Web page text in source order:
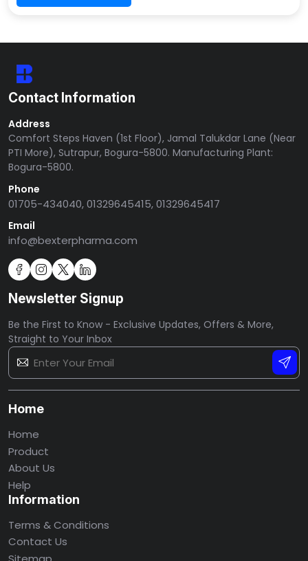
Contact Information
Address
Comfort Steps Haven (1st Floor), Jamal Talukdar Lane (Near
PTI More), Sutrapur, Bogura-5800. Manufacturing Plant:
Bogura-5800.
Phone
01705-434040, 01329645415, 01329645417
Email
info@bexterpharma.com
Newsletter Signup
Be the First to Know - Exclusive Updates, Offers & More,
Straight to Your Inbox
Home
Home
Product
About Us
Help
Information
Terms & Conditions
Contact Us